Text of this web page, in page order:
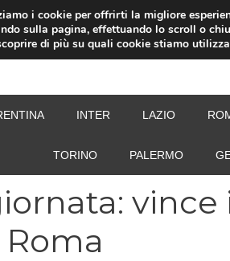
INTER LAZIO
TORINO PALERMO
vince
i cookie per offrirti la migliore
sulla pagina, effettuando lo scroll o
di più su quali cookie stiamo